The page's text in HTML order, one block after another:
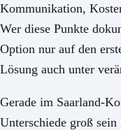
Kommunikation,
Wer diese Punkte
Option nur auf den
Lösung auch unter
Gerade im Saarland-
Unterschiede groß